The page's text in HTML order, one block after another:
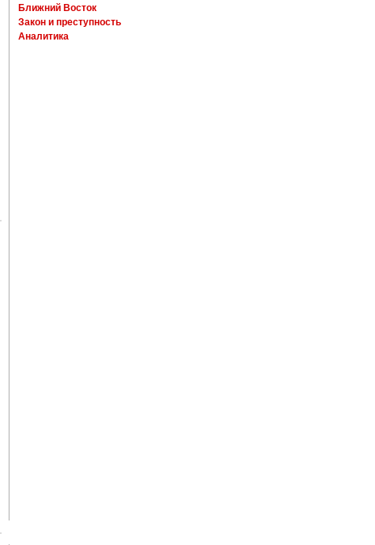
Ближний Восток
Закон и преступность
Аналитика